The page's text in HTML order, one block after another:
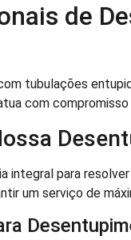
de
tubulações
com compromisso
integral para
um serviço de